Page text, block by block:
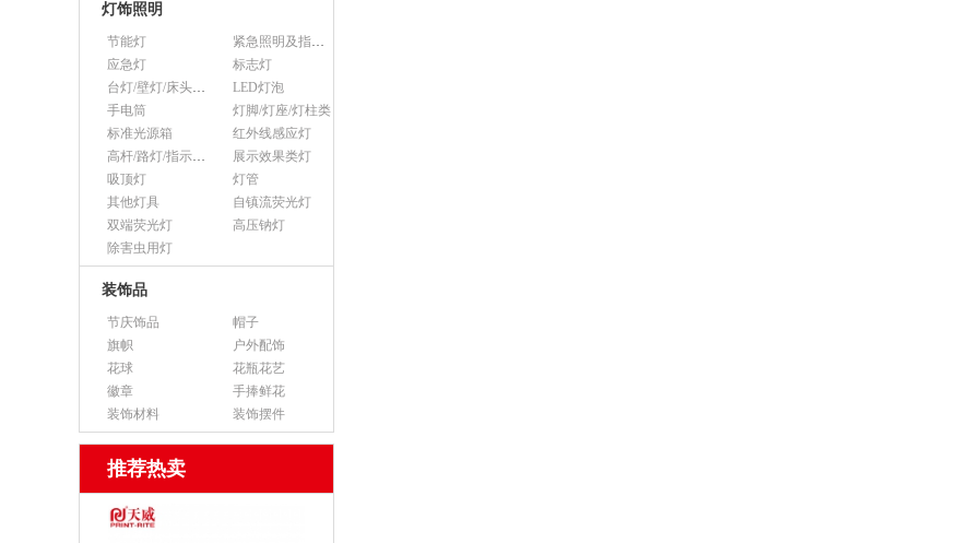
灯饰照明
节能灯
紧急照明及指示灯
应急灯
标志灯
台灯/壁灯/床头灯/落地灯
LED灯泡
手电筒
灯脚/灯座/灯柱类
标准光源箱
红外线感应灯
高杆/路灯/指示灯类
展示效果类灯
吸顶灯
灯管
其他灯具
自镇流荧光灯
双端荧光灯
高压钠灯
除害虫用灯
装饰品
节庆饰品
帽子
旗帜
户外配饰
花球
花瓶花艺
徽章
手捧鲜花
装饰材料
装饰摆件
推荐热卖